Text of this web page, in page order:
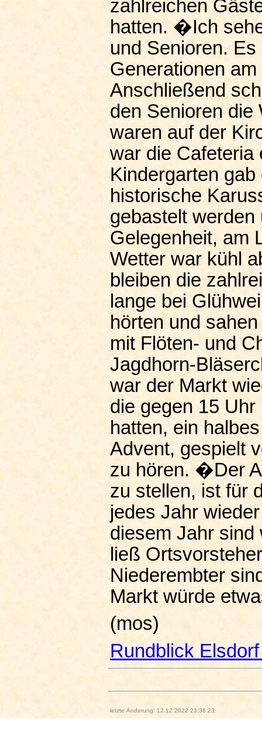
zahlreichen
hatten. �Ich
und Senioren.
Generationen
Anschließend
den Senioren die
waren auf der
war die Cafeteria
Kindergarten
historische
gebastelt
Gelegenheit, am
Wetter war kühl
bleiben die
lange bei
hörten und
mit Flöten- und
Jagdhorn-
war der Markt
die gegen 15
hatten, ein
Advent, gespielt
zu hören. �Der
zu stellen, ist für
jedes Jahr
diesem Jahr sind
ließ
Niederembter
Markt würde
(mos)
Rundblick
letzte Änderung: 12.12.2022 23:36:23.